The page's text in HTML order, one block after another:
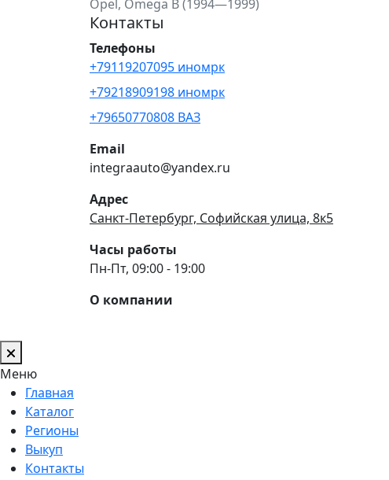
Opel, Omega B (1994—1999)
Контакты
Телефоны
+79119207095 иномрк
+79218909198 иномрк
+79650770808 ВАЗ
Email
integraauto@yandex.ru
Адрес
Санкт-Петербург, Софийская улица, 8к5
Часы работы
Пн-Пт, 09:00 - 19:00
О компании
Меню
Главная
Каталог
Регионы
Выкуп
Контакты